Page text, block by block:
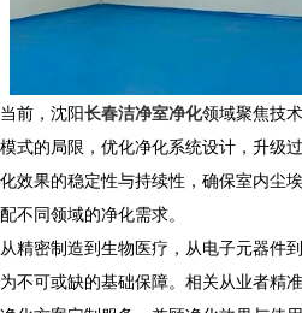
当前，沈阳长春洁净室净化领域聚焦技
模式的局限，优化净化系统设计，升级
化效果的稳定性与持续性，确保室内尘
配不同领域的净化需求。
从精密制造到生物医疗，从电子元器件
为不可或缺的基础保障。相关从业者精